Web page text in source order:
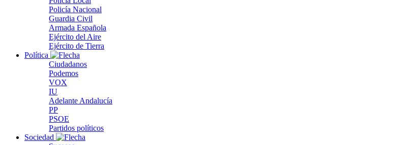
Policía Nacional
Guardia Civil
Armada Española
Ejército del Aire
Ejército de Tierra
Política
Ciudadanos
Podemos
VOX
IU
Adelante Andalucía
PP
PSOE
Partidos políticos
Sociedad